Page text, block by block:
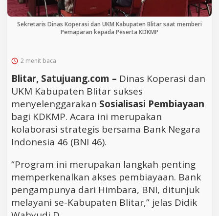
Sekretaris Dinas Koperasi dan UKM Kabupaten Blitar saat memberi
Pemaparan kepada Peserta KDKMP
2 menit baca
Blitar, Satujuang.com – Dinas Koperasi dan
UKM Kabupaten Blitar sukses
menyelenggarakan Sosialisasi Pembiayaan
bagi KDKMP. Acara ini merupakan
kolaborasi strategis bersama Bank Negara
Indonesia 46 (BNI 46).
“Program ini merupakan langkah penting
memperkenalkan akses pembiayaan. Bank
pengampunya dari Himbara, BNI, ditunjuk
melayani se-Kabupaten Blitar,” jelas Didik